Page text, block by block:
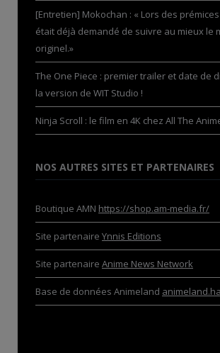
[Entretien] Mokochan : « Lors des
était déjà demandé de suivre au mieux le
originel.»
The One Piece : premier trailer et date de
la version de WIT Studio !
Ninja Scroll : le film en 4K chez All The
NOS AUTRES SITES ET PARTENAIRES
Boutique AMN https://shop.am-media.fr/
Site partenaire Ynnis Editions
Site partenaire Anime News Network
Base de données Animeland